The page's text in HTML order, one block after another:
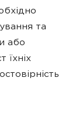
та
або
їхніх